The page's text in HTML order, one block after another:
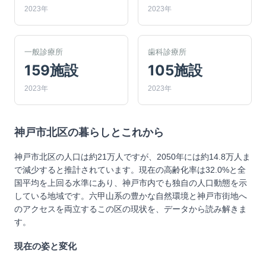
2023年 2023年
一般診療所
159施設
2023年
歯科診療所
105施設
2023年
神戸市北区の暮らしとこれから
神戸市北区の人口は約21万人ですが、2050年には約14.8万人ま
で減少すると推計されています。現在の高齢化率は32.0%と全
国平均を上回る水準にあり、神戸市内でも独自の人口動態を示
している地域です。六甲山系の豊かな自然環境と神戸市街地へ
のアクセスを両立するこの区の現状を、データから読み解きま
す。
現在の姿と変化